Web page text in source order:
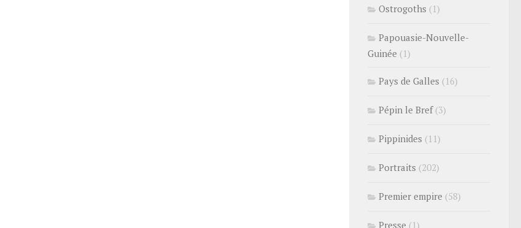
Ostrogoths (1)
Papouasie-Nouvelle-
Guinée (1)
Pays de Galles (16)
Pépin le Bref(3)
Pippinides (11)
Portraits (202)
Premier empire (58)
Presse (1)